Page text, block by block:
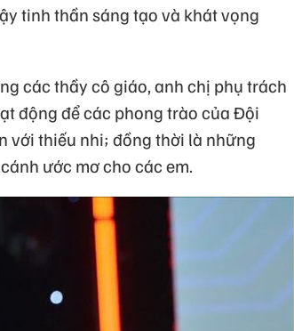
tinh thần sáng tạo và khát vọng
các thầy cô giáo, anh chị phụ trách
động để các phong trào của Đội
với thiếu nhi; đồng thời là những
ước mơ cho các em.